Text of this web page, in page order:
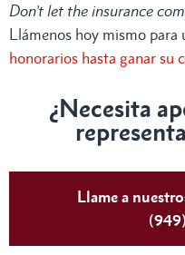
Don’t let the insurance
Llámenos hoy mismo para
honorarios hasta ganar su
¿Necesita
Llame a